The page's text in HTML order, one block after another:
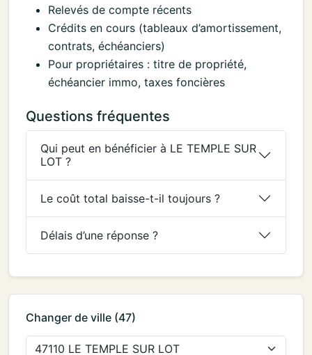
Relevés de compte récents
Crédits en cours (tableaux d’amortissement,
contrats, échéanciers)
Pour propriétaires : titre de propriété,
échéancier immo, taxes foncières
Questions fréquentes
Qui peut en bénéficier à LE TEMPLE SUR
LOT ?
Le coût total baisse-t-il toujours ?
Délais d’une réponse ?
Changer de ville (47)